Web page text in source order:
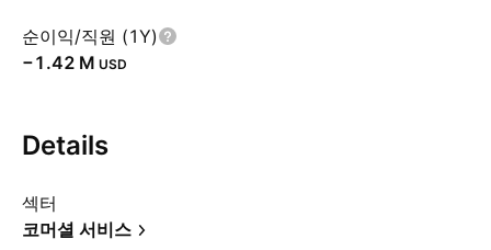
순이익/직원 (1Y)
‪−1.42 M‬ USD
Details
섹터
코머셜 서비스